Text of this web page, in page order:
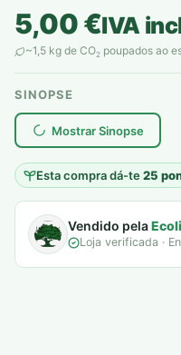
5,00€IVA
~1,5 kg de CO2 poupados ao
SINOPSE
Mostrar Sinopse
Esta compra dá-te25
plantar árvores reais
Vendido pela
Loja verificada ·